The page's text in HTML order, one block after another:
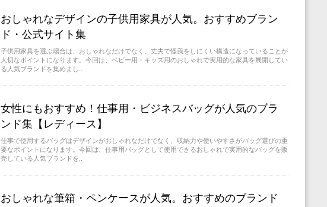
おしゃれなデザインの子供用家具が人気。おすすめブラン
ド・公式サイト集
子供用家具を選ぶ場合は、おしゃれなだけでなく、丈夫で怪我をしにくい構造になっていることが
大切なポイントになります。今回は、ベビー用・キッズ用のおしゃれで実用的な家具を展開してい
る人気ブランドを集めまし..
女性にもおすすめ！仕事用・ビジネスバッグが人気のブラ
ンド集【レディース】
仕事で使用するバッグはデザインがおしゃれなだけでなく、収納力や使いやすさがバッグ選びの重
要なポイントになります。今回は、仕事用バッグとして使用できるおしゃれで実用的なバッグを販
売している人気ブランドを..
おしゃれな筆箱・ペンケースが人気。おすすめのブランド